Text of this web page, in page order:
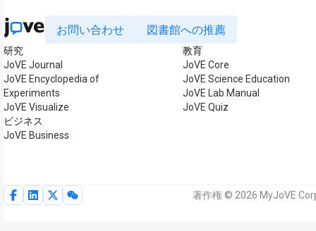
お問い合わせ 図書館への推薦
研究
JoVE Journal
JoVE Encyclopedia of
Experiments
JoVE Visualize
ビジネス
JoVE Business
教育
JoVE Core
JoVE Science Education
JoVE Lab Manual
JoVE Quiz
著作権 © 2026 MyJoVE